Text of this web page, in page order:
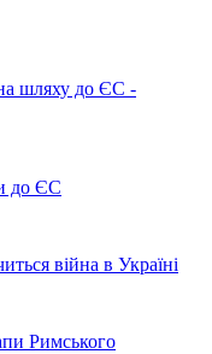
на шляху до ЄС -
до ЄС
війна в Україні
Римського